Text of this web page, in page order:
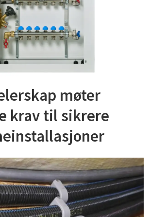
møter
krav til sikrere